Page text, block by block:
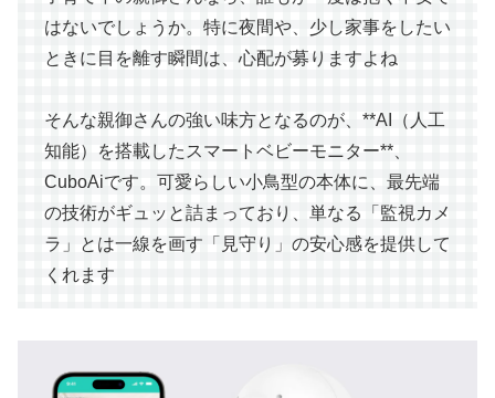
はないでしょうか。特に夜間や、少し家事をしたい
ときに目を離す瞬間は、心配が募りますよね
そんな親御さんの強い味方となるのが、**AI（人工
知能）を搭載したスマートベビーモニター**、
CuboAiです。可愛らしい小鳥型の本体に、最先端
の技術がギュッと詰まっており、単なる「監視カメ
ラ」とは一線を画す「見守り」の安心感を提供して
くれます